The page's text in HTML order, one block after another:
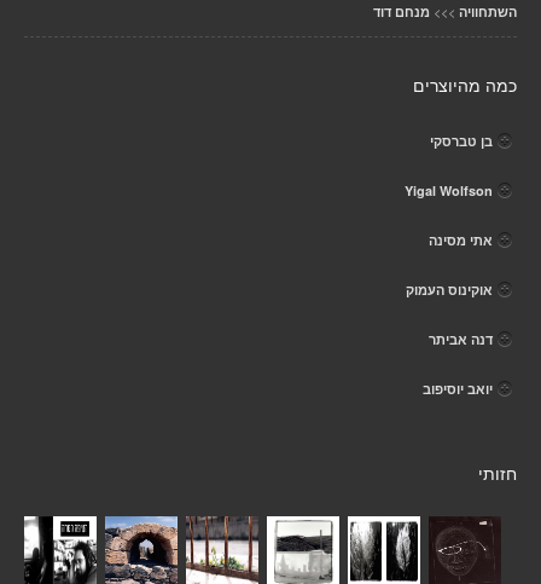
השתחוויה >>> מנחם דוד
כמה מהיוצרים
בן טברסקי
Yigal Wolfson
אתי מסינה
אוקינוס העמוק
דנה אביתר
יואב יוסיפוב
חזותי